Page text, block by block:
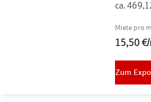
ca.
Miete pro
15,50 €/
Zum